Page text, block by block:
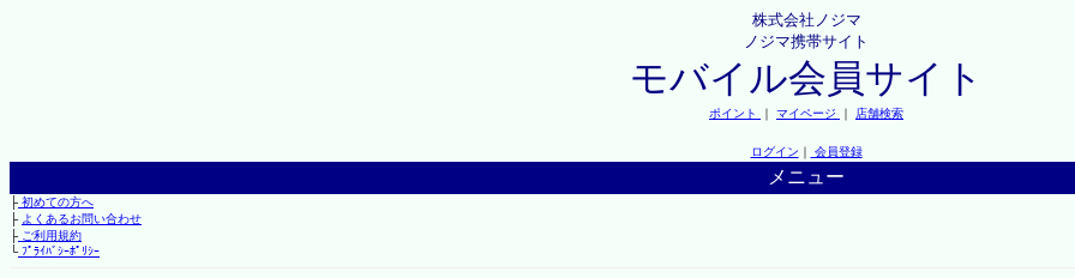
株式会社ノジマ
ノジマ携帯サイト
モバイル会員サイト
ポイント ｜ マイページ ｜ 店舗検索
ログイン ｜ 会員登録
メニュー
├初めての方へ
├ よくあるお問い合わせ
├ご利用規約
└ﾌﾟﾗｲﾊﾞｼｰﾎﾟﾘｼｰ